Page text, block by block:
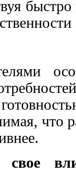
что
свое